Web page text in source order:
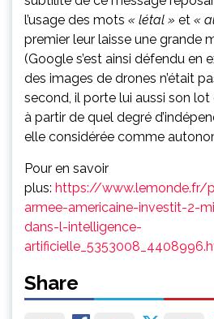
l’usage des mots « létal » et «
premier leur laisse une grande
(Google s’est ainsi défendu en
des images de drones n’était
second, il porte lui aussi son lot
à partir de quel degré
elle considérée comme
Pour en savoir
plus: https://
armee-americaine-investit-2-
dans-l-intelligence-
Share